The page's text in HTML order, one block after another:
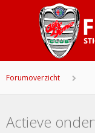
Forumoverzicht
Actieve